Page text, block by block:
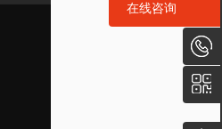
在线咨询
在线咨询